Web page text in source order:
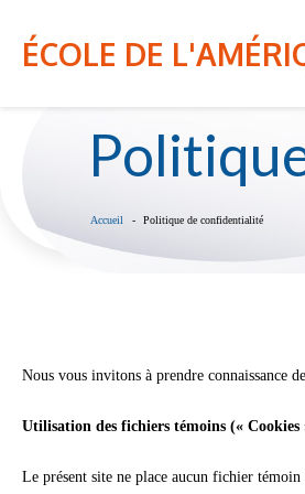
ÉCOLE DE
inscription vous pouvez
La procédure à suivre est dans
NOTRE ÉCOLE
Accueil Politique de confidentialité
Nous vous invitons à prendre connaissance
Utilisation des fichiers témoins (« Cookies
Le présent site ne place aucun fichier